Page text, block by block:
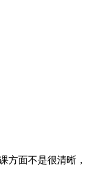
面不是很清晰